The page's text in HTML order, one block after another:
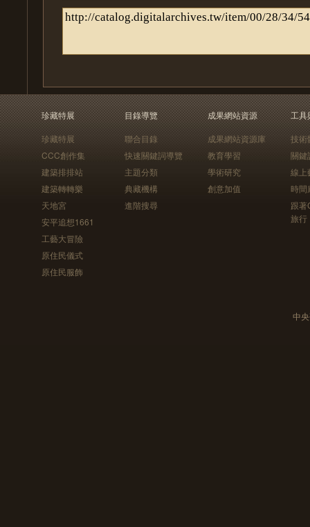
珍藏特展
珍藏特展
CCC創作集
建築排排站
建築轉轉樂
天地宮
安平追想1661
工藝大冒險
原住民儀式
原住民服飾
目錄導覽
聯合目錄
快速關鍵詞導覽
主題分類
典藏機構
進階搜尋
成果網站資源
成果網站資源庫
教育學習
學術研究
創意加值
工具
技術
關鍵
線上
時間
跟
旅行
中